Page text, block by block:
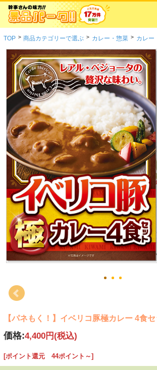
TOP > 商品カテゴリーで選ぶ > カレー・惣菜 > カレー
【パネもく！】イベリコ豚極カレー 4食セ
価格:4,400円(税込)
[ポイント還元 44ポイント～]